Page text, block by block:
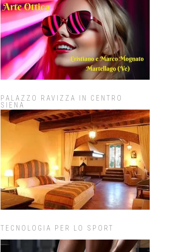
PALAZZO RAVIZZA IN CENTRO
SIENA
TECNOLOGIA PER LO SPORT